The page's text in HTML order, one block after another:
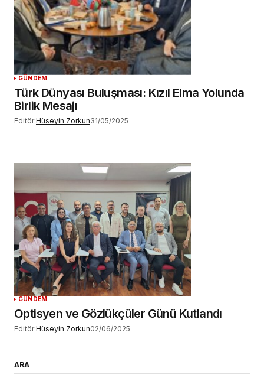
GÜNDEM
Türk Dünyası Buluşması: Kızıl Elma Yolunda
Birlik Mesajı
Editör Hüseyin Zorkun31/05/2025
GÜNDEM
Optisyen ve Gözlükçüler Günü Kutlandı
Editör Hüseyin Zorkun02/06/2025
ARA